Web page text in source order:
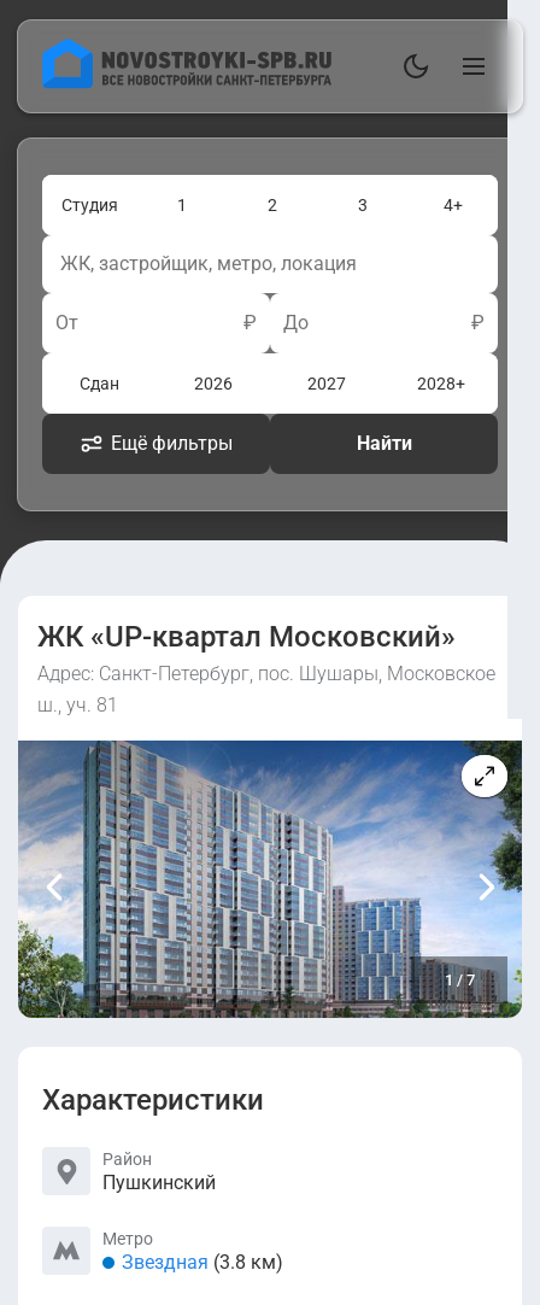
Студия 1 2 3 4+
От ₽ До ₽
Сдан 2026 2027 2028+
Ещё фильтры Найти
ЖК «UP-квартал Московский»
Адрес: Санкт-Петербург, пос. Шушары, Московское
ш., уч. 81
1 /7
Характеристики
Район
Пушкинский
Метро
Звездная (3.8 км)